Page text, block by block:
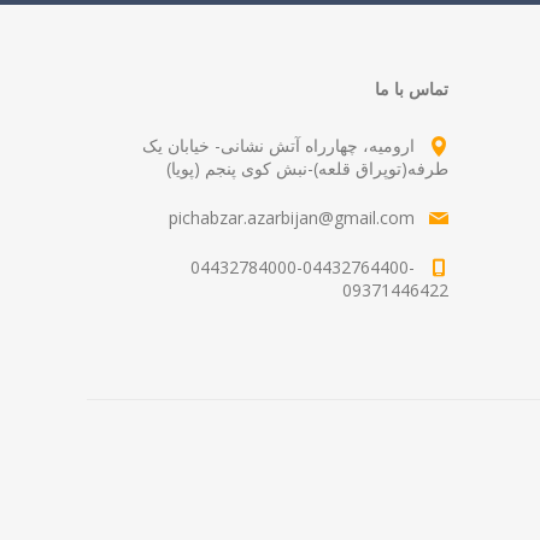
تماس با ما
ارومیه، چهارراه آتش نشانی- خیابان یک
طرفه(توپراق قلعه)-نبش کوی پنجم (پویا)
pichabzar.azarbijan@gmail.com
04432784000-04432764400-
09371446422